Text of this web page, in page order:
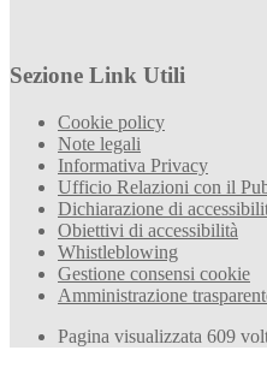
Sezione Link Utili
Cookie policy
Note legali
Informativa Privacy
Ufficio Relazioni con il
Dichiarazione di
Obiettivi di accessibilità
Whistleblowing
Gestione consensi cookie
Amministrazione
Pagina visualizzata 609